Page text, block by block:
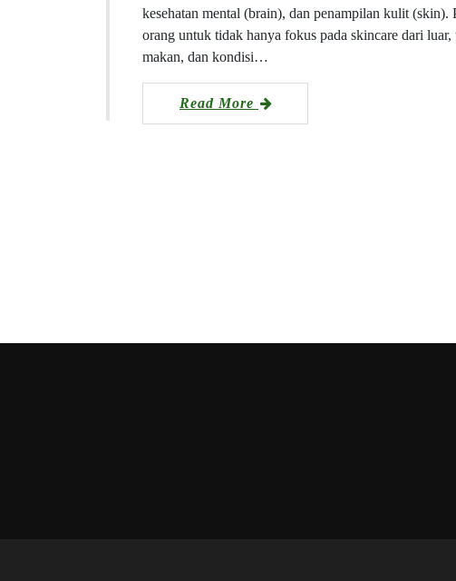
kesehatan mental (brain), dan penampilan kulit
orang untuk tidak hanya fokus pada skincare dari
makan, dan kondisi…
Read More